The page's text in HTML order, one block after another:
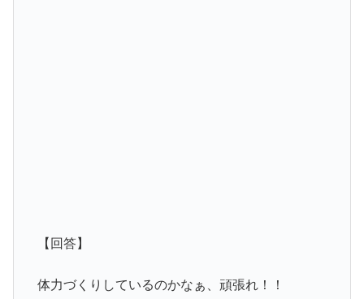
【回答】
体力づくりしているのかなぁ、頑張れ！！